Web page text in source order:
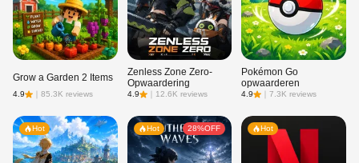
Grow a Garden 2 Items
4.9 85.3K reviews
Zenless Zone Zero-
Opwaardering
4.9 ｜ 12.6K reviews
Pokémon Go
opwaarderen
4.9 ｜7.3K reviews
Hot Hot 28%OFF Hot